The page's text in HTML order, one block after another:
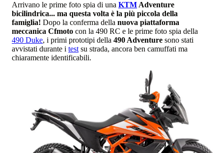
Arrivano le prime foto spia di una KTM Adventure
bicilindrica... ma questa volta è la più piccola della
famiglia! Dopo la conferma della nuova piattaforma
meccanica Cfmoto con la 490 RC e le prime foto spia della
490 Duke, i primi prototipi della 490 Adventure sono stati
avvistati durante i test su strada, ancora ben camuffati ma
chiaramente identificabili.